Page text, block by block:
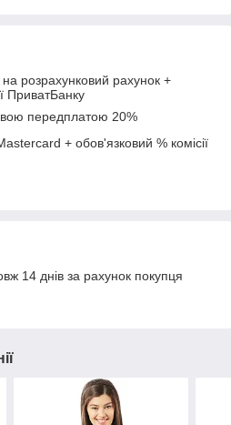
розрахунковий рахунок +
ПриватБанку
передплатою 20%
+ обов'язковий % комісії
14 днів за рахунок покупця